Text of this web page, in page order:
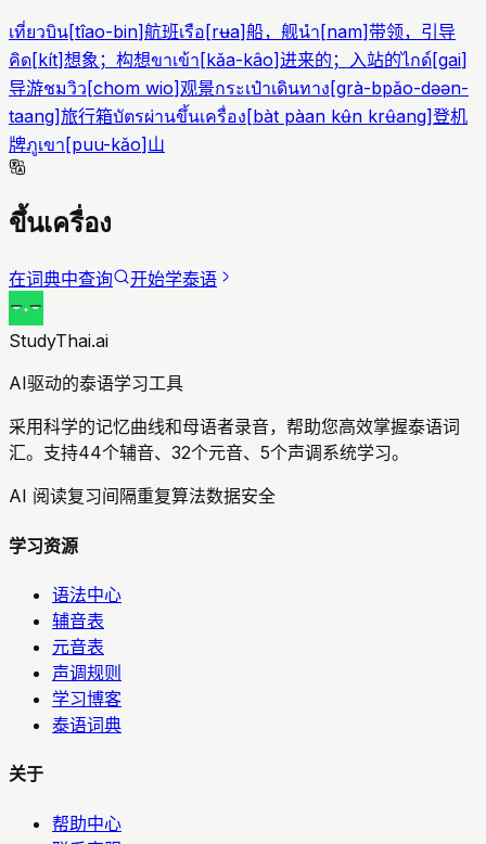
เที่ยวบิน[tîao-bin]航班เรือ[rʉa]船，舰นำ[nam]带领，引导
คิด[kít]想象；构想ขาเข้า[kǎa-kâo]进来的；入站的ไกด์[gai]
导游ชมวิว[chom wio]观景กระเป๋าเดินทาง[grà-bpǎo-dəən-
taang]旅行箱บัตรผ่านขึ้นเครื่อง[bàt pàan kʉ̂n krʉ̂ang]登机
牌ภูเขา[puu-kǎo]山
ขึ้นเครื่อง
在词典中查询 开始学泰语
StudyThai.ai
AI驱动的泰语学习工具
采用科学的记忆曲线和母语者录音，帮助您高效掌握泰语词
汇。支持44个辅音、32个元音、5个声调系统学习。
AI 阅读复习间隔重复算法数据安全
学习资源
语法中心
辅音表
元音表
声调规则
学习博客
泰语词典
关于
帮助中心